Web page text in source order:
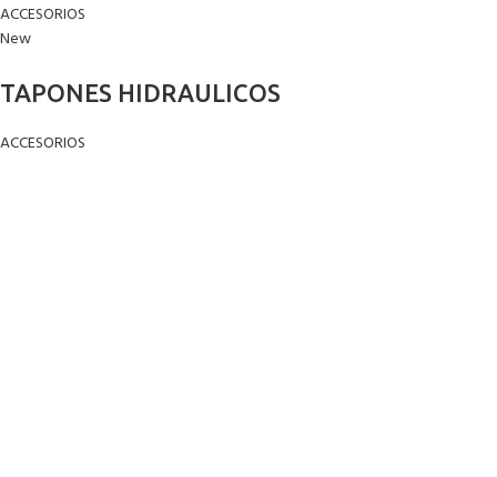
ACCESORIOS
New
TAPONES HIDRAULICOS
ACCESORIOS